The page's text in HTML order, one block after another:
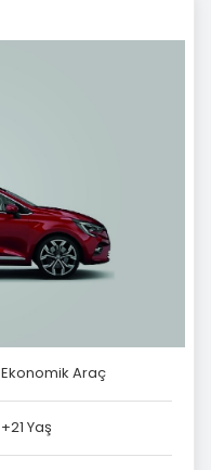
Ekonomik Araç
+21 Yaş